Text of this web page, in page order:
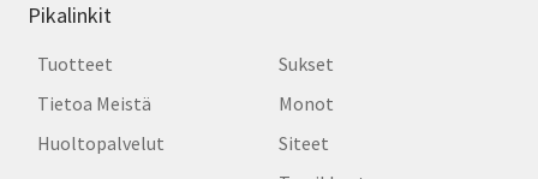
Pikalinkit
Tuotteet
Tietoa Meistä
Huoltopalvelut
Sukset
Monot
Siteet